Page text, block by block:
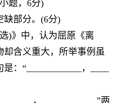
题，6分)
缺部分。(6分)
)》中，认为屈原《离
含义重大，所举事例虽
：“____________，____
，____________”两